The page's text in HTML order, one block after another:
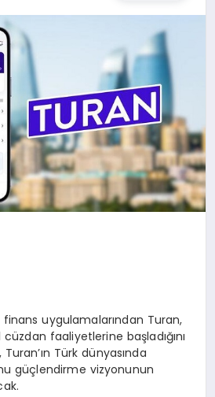
finans uygulamalarından Turan,
faaliyetlerine başladığını
Türk dünyasında
güçlendirme vizyonunun